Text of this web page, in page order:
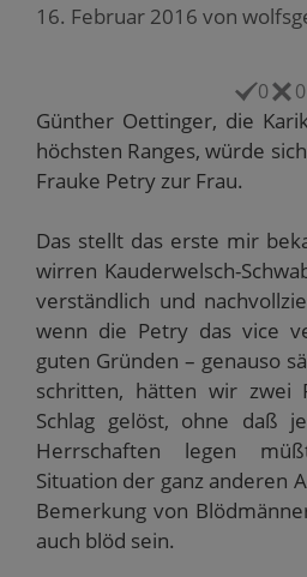
16. Februar 2016 von
0 0
Günther Oettinger, die
höchsten Ranges, würde
Frauke Petry zur Frau.
Das stellt das erste mir
wirren Kauderwelsch-
verständlich und
wenn die Petry das vice
guten Gründen – genauso
schritten, hätten wir zwei
Schlag gelöst, ohne daß
Herrschaften legen
Situation der ganz anderen
Bemerkung von
auch blöd sein.